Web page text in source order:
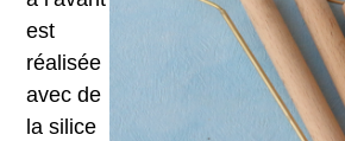
est
réalisée
avec de
la silice